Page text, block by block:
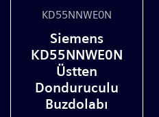
KD55NNWE0N
Siemens
KD55NNWE0N
Üstten
Donduruculu
Buzdolabı